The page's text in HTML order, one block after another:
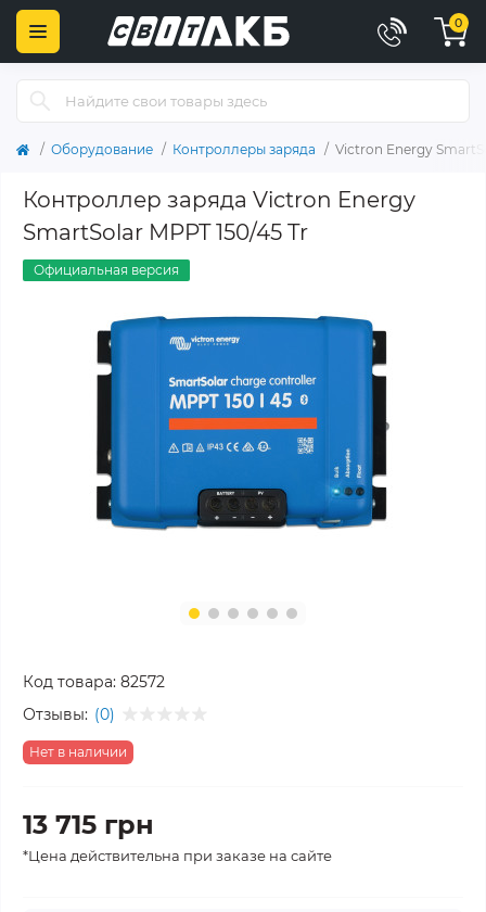
0
Оборудование Контроллеры заряда Victron Energy
Контроллер заряда Victron Energy
SmartSolar MPPT 150/45 Tr
Официальная версия
Код товара: 82572
Отзывы: (0)
Нет в наличии
13 715 грн
*Цена действительна при заказе на сайте